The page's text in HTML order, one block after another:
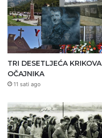
TRI DESETLJEĆA KRIKOVA
OČAJNIKA
11 sati ago